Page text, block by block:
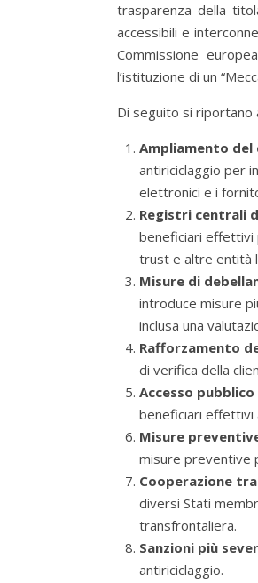
trasparenza della
accessibili e
Commissione
l’istituzione di un
Di seguito si riportano
Ampliamento del
antiriciclaggio per
elettronici e i
Registri centrali
beneficiari effettivi
trust e altre entità
Misure di
introduce misure
inclusa una
Rafforzamento
di verifica della
Accesso
beneficiari effettivi
Misure
misure preventive
Cooperazione
diversi Stati
transfrontaliera.
Sanzioni più
antiriciclaggio.